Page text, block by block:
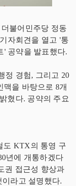
불어민주당 정동
자회견을 열고 '통
' 공약을 발표했다.
정 경험, 그리고 20
을 바탕으로 8개
혔다. 공약의 주요
도 KTX의 통영 구
년에 개통하겠다
권 접근성 향상과
이라고 설명했다.